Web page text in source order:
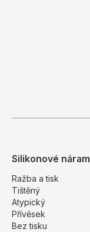
Silikonové
Ražba a tisk
Tištěný
Atypický
Přívěsek
Bez tisku